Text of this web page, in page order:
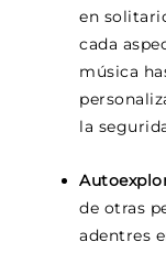
en
cada
música
la
de otras
adentres